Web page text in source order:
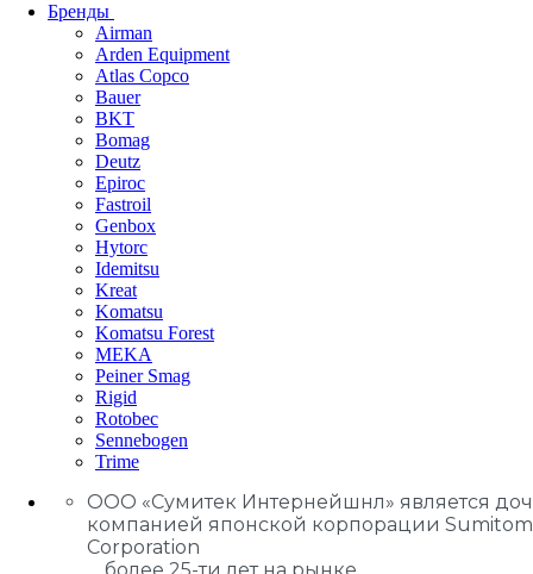
Бренды
Airman
Arden Equipment
Atlas Сopco
Bauer
BKT
Bomag
Deutz
Epiroc
Fastroil
Genbox
Hytorc
Idemitsu
Kreat
Komatsu
Komatsu Forest
MEKA
Peiner Smag
Rigid
Rotobec
Sennebogen
Trime
ООО «Сумитек Интернейшнл» является
компанией японской корпорации
Corporation